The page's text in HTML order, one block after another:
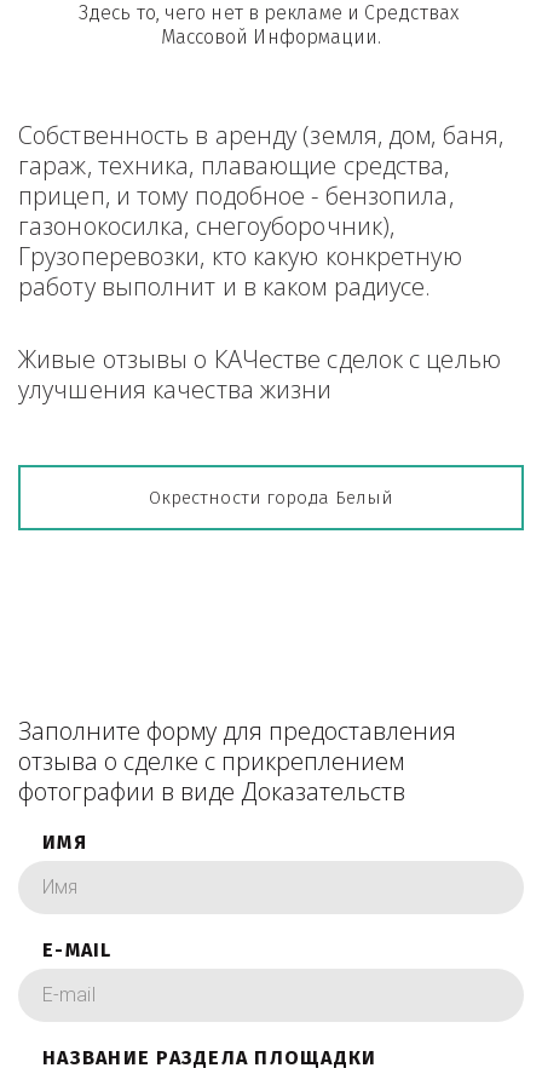
Здесь то, чего нет в рекламе и Средствах
Массовой Информации.
Собственность в аренду (земля, дом, баня,
гараж, техника, плавающие средства,
прицеп, и тому подобное - бензопила,
газонокосилка, снегоуборочник),
Грузоперевозки, кто какую конкретную
работу выполнит и в каком радиусе.
Живые отзывы о КАЧестве сделок с целью
улучшения качества жизни
Окрестности города Белый
Заполните форму для предоставления
отзыва о сделке с прикреплением
фотографии в виде Доказательств
ИМЯ
E-MAIL
НАЗВАНИЕ РАЗДЕЛА ПЛОЩАДКИ